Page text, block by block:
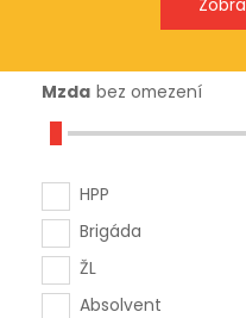
Mzda bez omezení
HPP
Brigáda
ŽL
Absolvent